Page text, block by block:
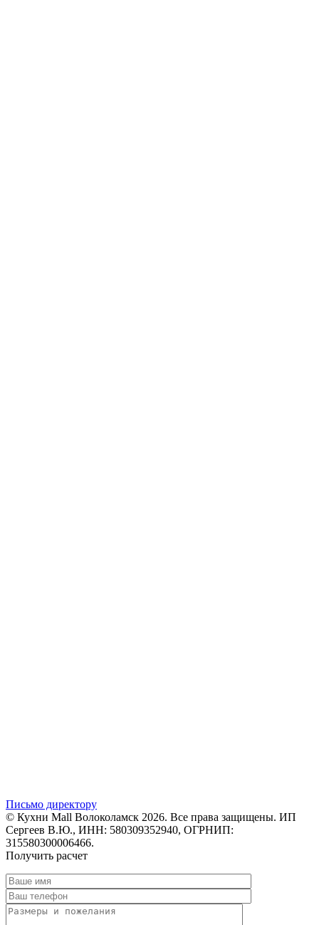
Письмо директору
© Кухни Mall Волоколамск 2026. Все права защищены. ИП
Сергеев В.Ю., ИНН: 580309352940, ОГРНИП:
315580300006466.
Получить расчет